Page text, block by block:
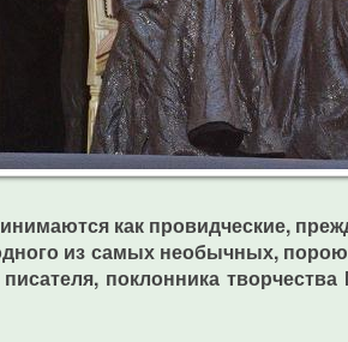
как провидческие,
из самых необычных,
поклонника